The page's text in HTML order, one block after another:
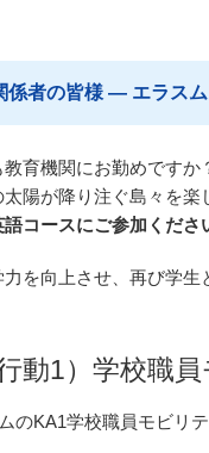
係者の皆様 — エラス
育機関にお勤めです
陽が降り注ぐ島々を楽
コースにご参加くださ
を向上させ、再び学生
動1）学校職
のKA1学校職員モビリ